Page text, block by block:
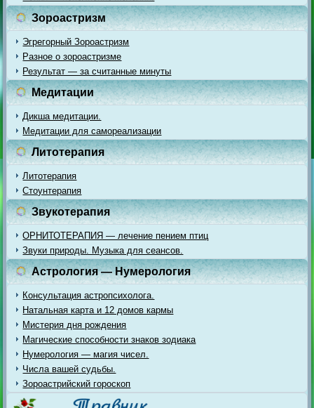
Зороастризм
Эгрегорный Зороастризм
Разное о зороастризме
Результат — за считанные минуты
Медитации
Дикша медитации.
Медитации для самореализации
Литотерапия
Литотерапия
Стоунтерапия
Звукотерапия
ОРНИТОТЕРАПИЯ — лечение пением птиц
Звуки природы. Музыка для сеансов.
Астрология — Нумерология
Консультация астропсихолога.
Натальная карта и 12 домов кармы
Мистерия дня рождения
Магические способности знаков зодиака
Нумерология — магия чисел.
Числа вашей судьбы.
Зороастрийский гороскоп